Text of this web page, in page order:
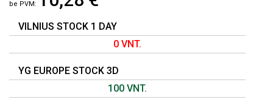
PRADŽIĄ
VILNIUS STOCK 1 DAY
0 VNT.
YG EUROPE STOCK 3D
100 VNT.